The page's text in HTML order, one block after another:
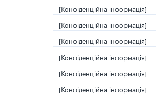
[Конфіденційна інформація]
[Конфіденційна інформація]
[Конфіденційна інформація]
[Конфіденційна інформація]
[Конфіденційна інформація]
[Конфіденційна інформація]